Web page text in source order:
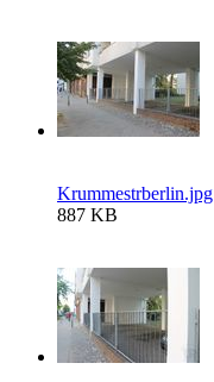
Krummestrberlin.jpg
887 KB